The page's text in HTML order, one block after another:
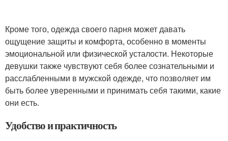
Кроме того, одежда своего парня может давать
ощущение защиты и комфорта, особенно в моменты
эмоциональной или физической усталости. Некоторые
девушки также чувствуют себя более сознательными и
расслабленными в мужской одежде, что позволяет им
быть более уверенными и принимать себя такими, какие
они есть.
Удобство и практичность